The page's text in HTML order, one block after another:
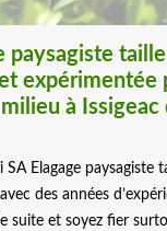
paysagiste
expérimentée
à Issigeac
Elagage paysagiste
des années
suite et soyez fier